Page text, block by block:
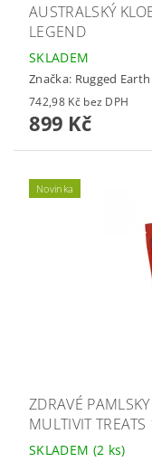
AUSTRALSKÝ
LEGEND
SKLADEM
Značka: Rugged Earth
742,98 Kč bez DPH
899 Kč
Novinka
ZDRAVÉ
MULTIVIT TREATS
SKLADEM (2 ks)